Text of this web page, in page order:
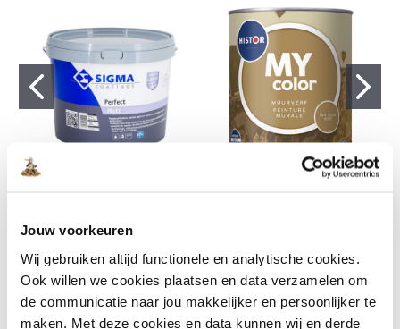
Jouw voorkeuren
Wij gebruiken altijd functionele en analytische cookies.
Ook willen we cookies plaatsen en data verzamelen om
de communicatie naar jou makkelijker en persoonlijker te
maken. Met deze cookies en data kunnen wij en derde
Histor MY color Muurverf
RAL kleuren